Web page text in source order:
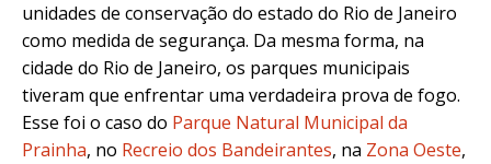
unidades de conservação do estado do Rio de Janeiro
como medida de segurança. Da mesma forma, na
cidade do Rio de Janeiro, os parques municipais
tiveram que enfrentar uma verdadeira prova de fogo.
Esse foi o caso do Parque Natural Municipal da
Prainha, no Recreio dos Bandeirantes, na Zona Oeste,